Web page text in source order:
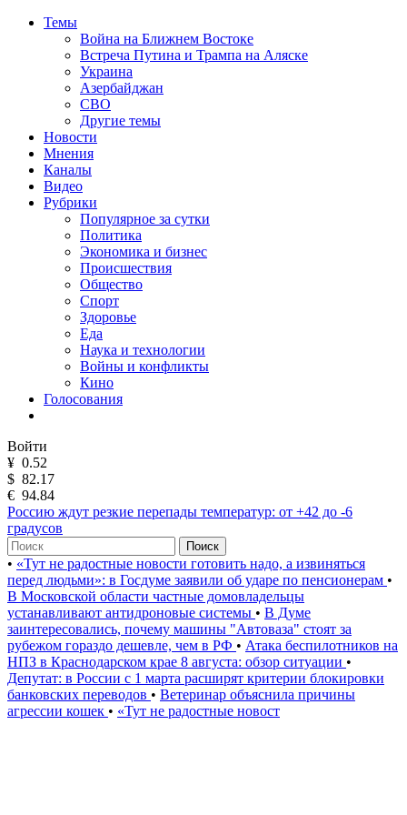
Темы
Война на Ближнем Востоке
Встреча Путина и Трампа на Аляске
Украина
Азербайджан
СВО
Другие темы
Новости
Мнения
Каналы
Видео
Рубрики
Популярное за сутки
Политика
Экономика и бизнес
Происшествия
Общество
Спорт
Здоровье
Еда
Наука и технологии
Войны и конфликты
Кино
Голосования
Войти
¥ 0.52
$ 82.17
€ 94.84
Россию ждут резкие перепады температур: от +42 до -6
градусов
Поиск
• «Тут не радостные новости готовить надо, а извиняться
перед людьми»: в Госдуме заявили об ударе по пенсионерам •
В Московской области частные домовладельцы
устанавливают антидроновые системы • В Думе
заинтересовались, почему машины "Автоваза" стоят за
рубежом гораздо дешевле, чем в РФ • Атака беспилотников на
НПЗ в Краснодарском крае 8 августа: обзор ситуации •
Депутат: в России с 1 марта расширят критерии блокировки
банковских переводов • Ветеринар объяснила причины
агрессии кошек • «Тут не радостные новост